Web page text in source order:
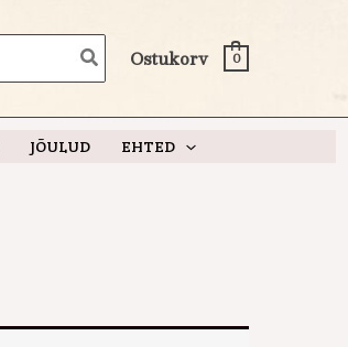
Ostukorv 0
JÕULUD EHTED